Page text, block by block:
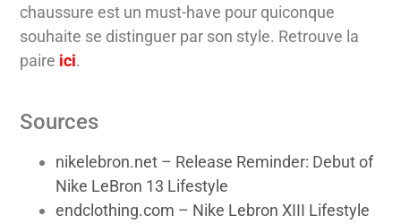
chaussure est un must-have pour quiconque
souhaite se distinguer par son style. Retrouve la
paire ici.
Sources
nikelebron.net – Release Reminder: Debut of
Nike LeBron 13 Lifestyle
endclothing.com – Nike Lebron XIII Lifestyle